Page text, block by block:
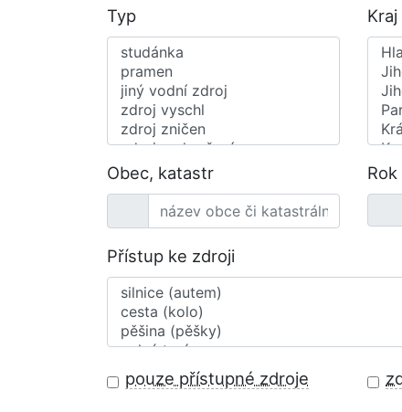
Typ
Kraj
Obec, katastr
Přístup ke zdroji
pouze přístupné zdroje